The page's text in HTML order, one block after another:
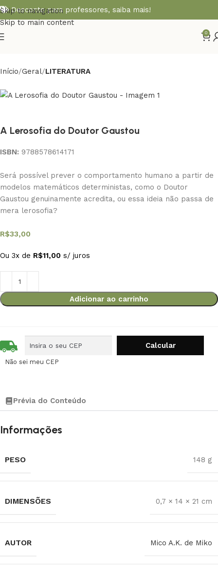
Skip to navigation
Skip to main content
Desconto para professores, saiba mais!
0
Início Geral LITERATURA
A Lerosofia do Doutor Gaustou
ISBN: 9788578614171
Será possível prever o comportamento humano a partir de
modelos matemáticos deterministas, como o Doutor
Gaustou genuinamente acredita, ou essa ideia não passa de
mera lerosofia?
R$33,00
Ou 3x de R$11,00 s/ juros
Adicionar ao carrinho
Não sei meu CEP
Prévia do Conteúdo
Informações
PESO 148 g
DIMENSÕES 0,7 × 14 × 21 cm
AUTOR Mico A.K. de Miko